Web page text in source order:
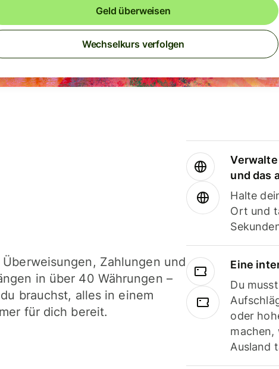
Geld überweisen
Wechselkurs verfolgen
Zahlungen und
in über 40 Währungen –
brauchst, alles in einem
für dich bereit.
und das
Halte
Ort und
Eine
Du
oder
machen,
Ausland